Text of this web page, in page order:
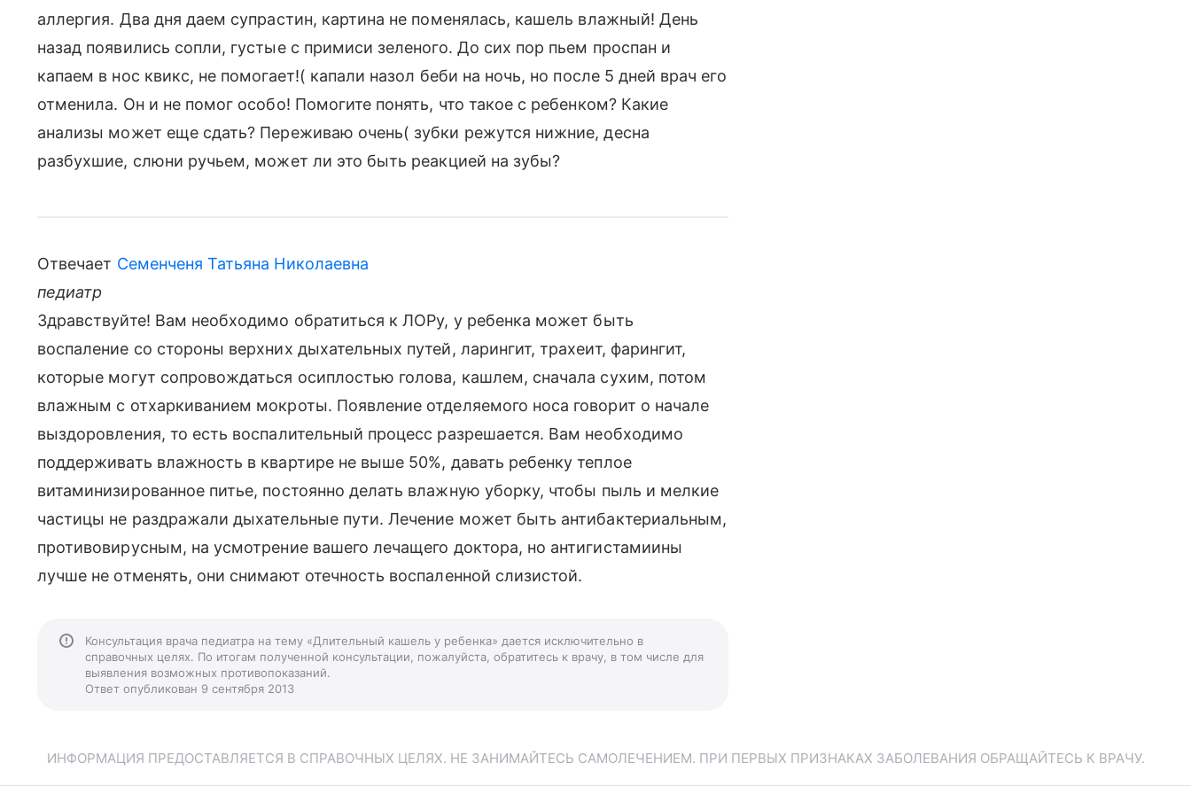
аллергия. Два дня даем супрастин, картина не поменялась, кашель влажный! День
назад появились сопли, густые с примиси зеленого. До сих пор пьем проспан и
капаем в нос квикс, не помогает!( капали назол беби на ночь, но после 5 дней врач его
отменила. Он и не помог особо! Помогите понять, что такое с ребенком? Какие
анализы может еще сдать? Переживаю очень( зубки режутся нижние, десна
разбухшие, слюни ручьем, может ли это быть реакцией на зубы?
Отвечает Семенченя Татьяна Николаевна
педиатр
Здравствуйте! Вам необходимо обратиться к ЛОРу, у ребенка может быть
воспаление со стороны верхних дыхательных путей, ларингит, трахеит, фарингит,
которые могут сопровождаться осиплостью голова, кашлем, сначала сухим, потом
влажным с отхаркиванием мокроты. Появление отделяемого носа говорит о начале
выздоровления, то есть воспалительный процесс разрешается. Вам необходимо
поддерживать влажность в квартире не выше 50%, давать ребенку теплое
витаминизированное питье, постоянно делать влажную уборку, чтобы пыль и мелкие
частицы не раздражали дыхательные пути. Лечение может быть антибактериальным,
противовирусным, на усмотрение вашего лечащего доктора, но антигистамиины
лучше не отменять, они снимают отечность воспаленной слизистой.
Консультация врача педиатра на тему «Длительный кашель у ребенка» дается исключительно в
справочных целях. По итогам полученной консультации, пожалуйста, обратитесь к врачу, в том числе для
выявления возможных противопоказаний.
Ответ опубликован 9 сентября 2013
ИНФОРМАЦИЯ ПРЕДОСТАВЛЯЕТСЯ В СПРАВОЧНЫХ ЦЕЛЯХ. НЕ ЗАНИМАЙТЕСЬ САМОЛЕЧЕНИЕМ. ПРИ ПЕРВЫХ ПРИЗНАКАХ ЗАБОЛЕВАНИЯ ОБРАЩАЙТЕСЬ К ВРАЧУ.